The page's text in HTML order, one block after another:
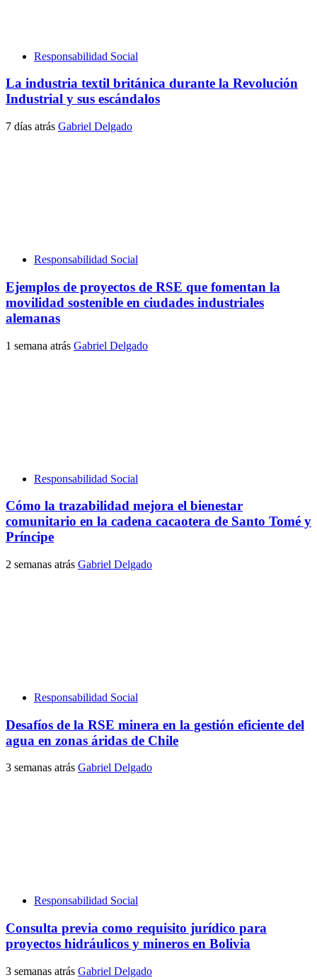
Responsabilidad Social
La industria textil británica durante la Revolución
Industrial y sus escándalos
7 días atrás Gabriel Delgado
Responsabilidad Social
Ejemplos de proyectos de RSE que fomentan la
movilidad sostenible en ciudades industriales
alemanas
1 semana atrás Gabriel Delgado
Responsabilidad Social
Cómo la trazabilidad mejora el bienestar
comunitario en la cadena cacaotera de Santo Tomé y
Príncipe
2 semanas atrás Gabriel Delgado
Responsabilidad Social
Desafíos de la RSE minera en la gestión eficiente del
agua en zonas áridas de Chile
3 semanas atrás Gabriel Delgado
Responsabilidad Social
Consulta previa como requisito jurídico para
proyectos hidráulicos y mineros en Bolivia
3 semanas atrás Gabriel Delgado